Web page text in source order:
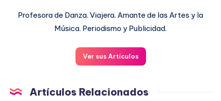
Profesora de Danza. Viajera. Amante de las Artes y la
Música. Periodismo y Publicidad.
Ver sus Artículos
Artículos Relacionados